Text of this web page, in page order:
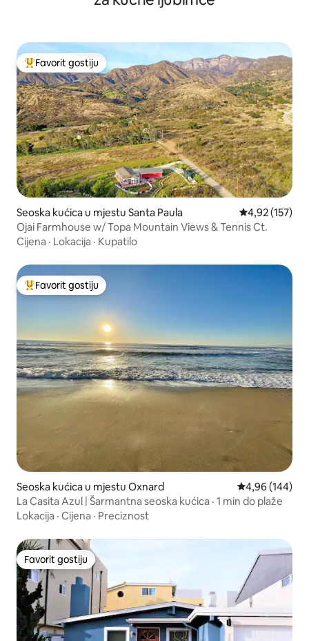
Glavni favorit gostiju
Favorit gostiju
Seoska kućica u mjestu Santa Paula Prosječna
4,92 (157)
Ojai Farmhouse w/ Topa Mountain Views & Tennis Ct.
Cijena · Lokacija · Kupatilo
Glavni favorit gostiju
Favorit gostiju
Seoska kućica u mjestu Oxnard Prosječna
4,96 (144)
La Casita Azul | Šarmantna seoska kućica · 1 min do plaže
Lokacija · Cijena · Preciznost
Favorit gostiju
Favorit gostiju